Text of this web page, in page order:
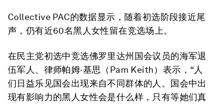
Collective PAC的数据显示，随着初选阶段接近尾
声，仍有近60名黑人女性留在竞选场上。
在民主党初选中竞选佛罗里达州国会议员的海军退
伍军人、律师帕姆·基思（Pam Keith）表示，“人
们日益乐见国会出现来自不同群体的人。国会中出
现有影响力的黑人女性会是什么样，只有等她们真